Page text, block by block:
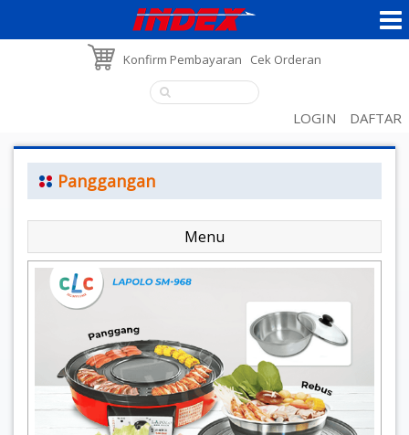
Konfirm Pembayaran Cek Orderan
LOGIN DAFTAR
Panggangan
Menu